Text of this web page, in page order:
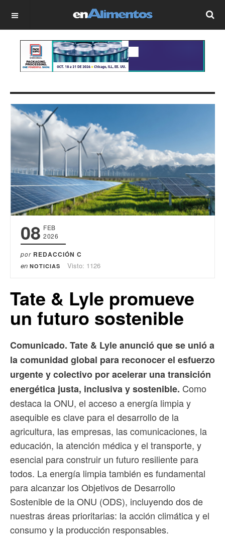
OFF CANVAS
08 FEB
2026
por REDACCIÓN C
en NOTICIAS Visto: 1126
Tate & Lyle promueve
un futuro sostenible
Comunicado. Tate & Lyle anunció que se unió a
la comunidad global para reconocer el esfuerzo
urgente y colectivo por acelerar una transición
energética justa, inclusiva y sostenible. Como
destaca la ONU, el acceso a energía limpia y
asequible es clave para el desarrollo de la
agricultura, las empresas, las comunicaciones, la
educación, la atención médica y el transporte, y
esencial para construir un futuro resiliente para
todos. La energía limpia también es fundamental
para alcanzar los Objetivos de Desarrollo
Sostenible de la ONU (ODS), incluyendo dos de
nuestras áreas prioritarias: la acción climática y el
consumo y la producción responsables.